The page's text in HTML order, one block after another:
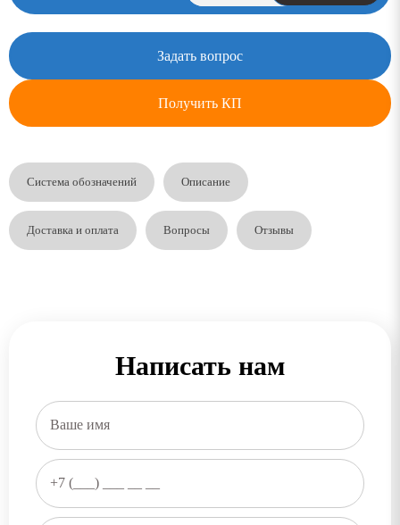
Задать вопрос
Получить КП
Система обозначений Описание
Доставка и оплата Вопросы Отзывы
Написать нам